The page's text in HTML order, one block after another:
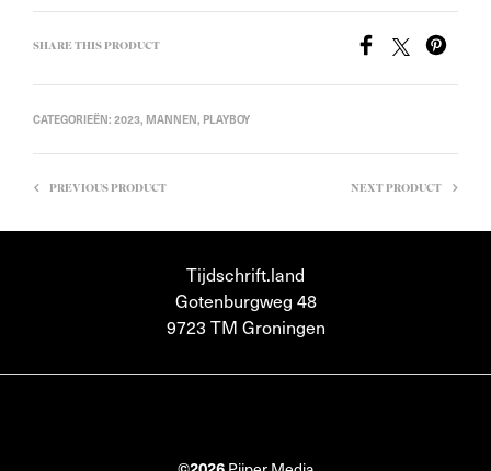
SHARE THIS PRODUCT
CATEGORIEËN: 2023, MANNEN, PLAYBOY
PREVIOUS PRODUCT NEXT PRODUCT
Tijdschrift.land
Gotenburgweg 48
9723 TM Groningen